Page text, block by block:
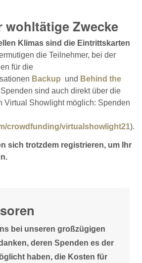
wohltätige Zwecke
Klimas sind die Eintrittskarten
die Teilnehmer, bei der
für die
Backup und Behind the
sind auch direkt über die
Virtual Showlight möglich: Spenden
crowdfunding/virtualshowlight21).
sich trotzdem registrieren, um Ihr
bei unseren großzügigen
deren Spenden es der
haben, die Kosten für